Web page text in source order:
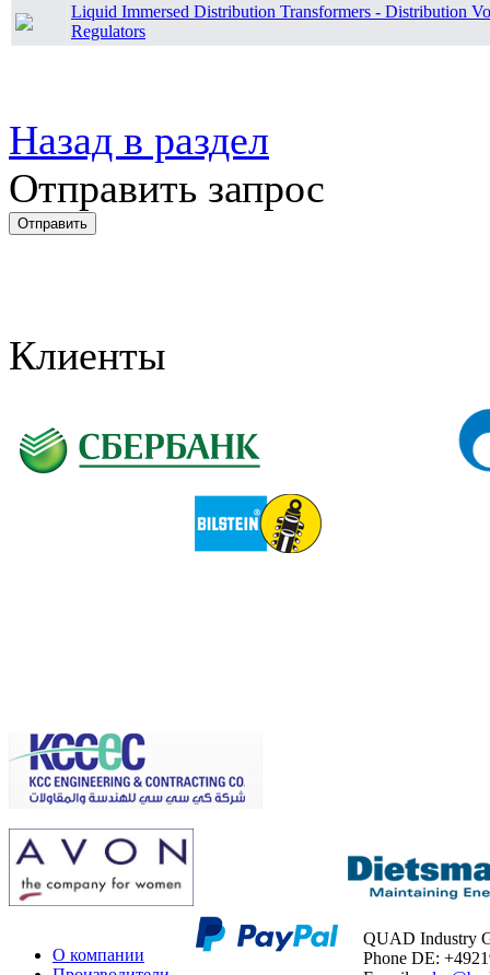
Liquid Immersed Distribution Transformers - Distribution
Regulators
Назад в раздел
Отправить запрос
Клиенты
О компании
QUAD Industry
Phone DE: